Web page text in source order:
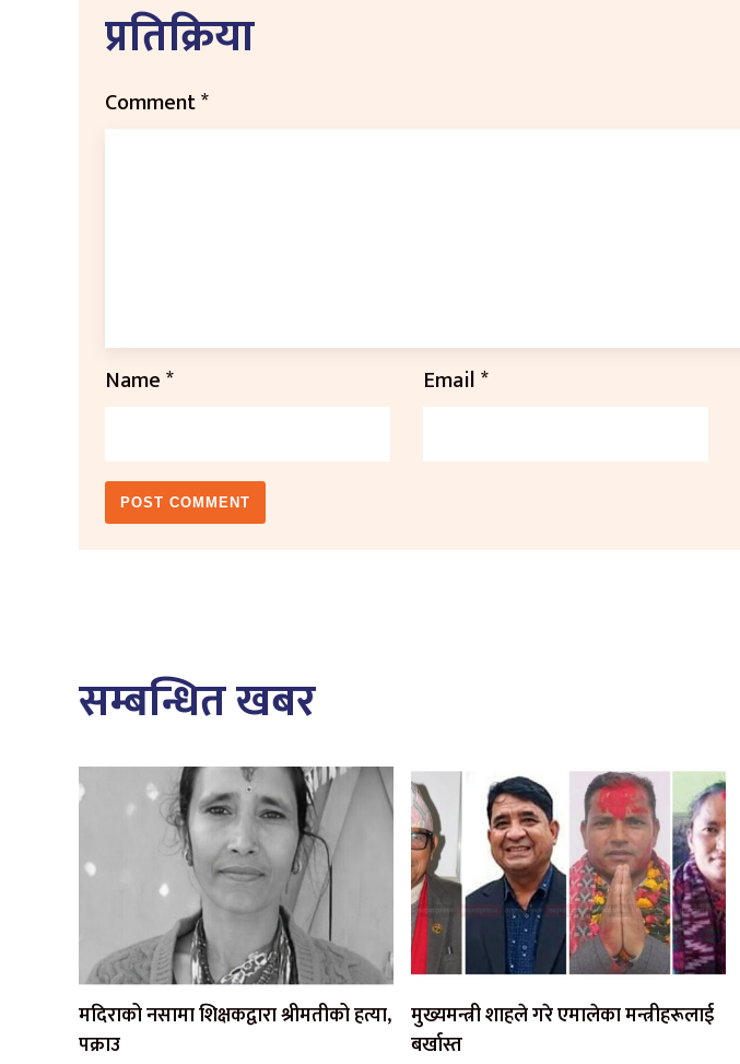
प्रतिक्रिया
Comment*
Name* Email*
सम्बन्धित खबर
मदिराको नसामा शिक्षकद्वारा श्रीमतीको हत्या,
पक्राउ
मुख्यमन्त्री शाहले गरे एमालेका मन्त्रीहरूलाई
बर्खास्त